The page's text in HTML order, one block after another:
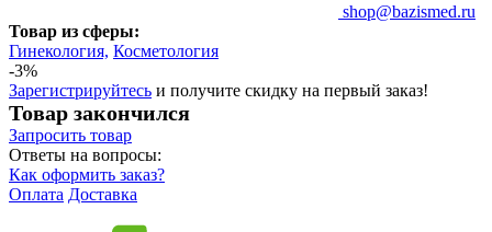
shop@bazismed.ru
Товар из сферы:
Гинекология, Косметология
-3%
Зарегистрируйтесь и получите скидку на первый заказ!
Товар закончился
Запросить товар
Ответы на вопросы:
Как оформить заказ?
Оплата Доставка